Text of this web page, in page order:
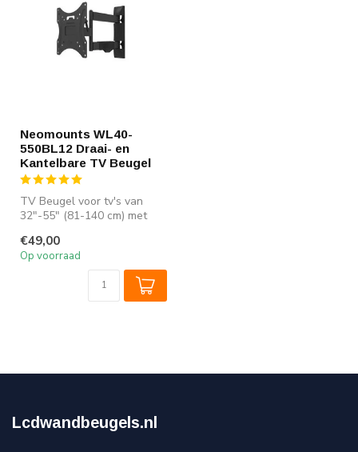
Neomounts WL40-
550BL12 Draai- en
Kantelbare TV Beugel
TV Beugel voor tv's van
32"-55" (81-140 cm) met
35 kg e...
€49,00
Op voorraad
Lcdwandbeugels.nl